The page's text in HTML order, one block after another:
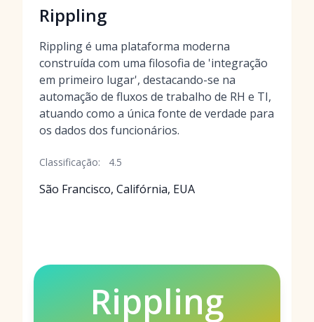
Rippling
Rippling é uma plataforma moderna
construída com uma filosofia de 'integração
em primeiro lugar', destacando-se na
automação de fluxos de trabalho de RH e TI,
atuando como a única fonte de verdade para
os dados dos funcionários.
Classificação: 4.5
São Francisco, Califórnia, EUA
Rippling